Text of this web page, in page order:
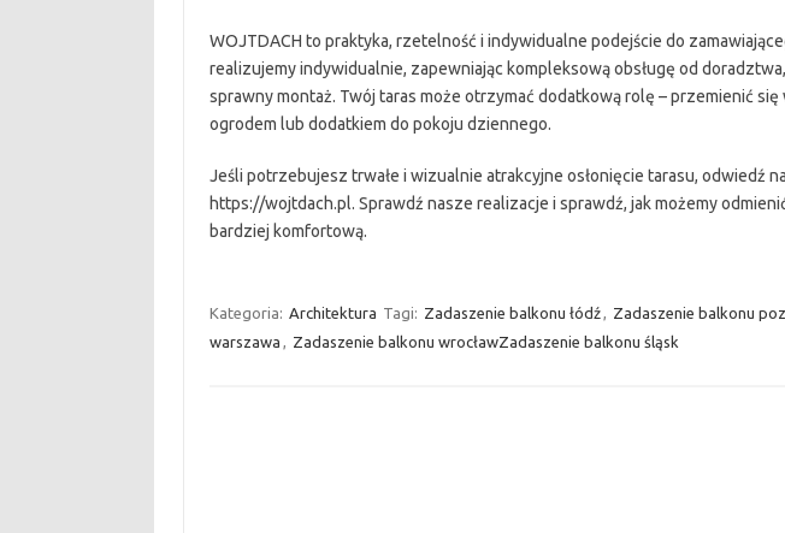
WOJTDACH to praktyka, rzetelność i indywidualne podejście do
realizujemy indywidualnie, zapewniając kompleksową obsługę od
sprawny montaż. Twój taras może otrzymać dodatkową rolę – przemienić
ogrodem lub dodatkiem do pokoju dziennego.
Jeśli potrzebujesz trwałe i wizualnie atrakcyjne osłonięcie tarasu, odwiedź
https://wojtdach.pl. Sprawdź nasze realizacje i sprawdź, jak możemy
bardziej komfortową.
Kategoria: Architektura Tagi: Zadaszenie balkonu łódź, Zadaszenie balkonu
warszawa , Zadaszenie balkonu wrocławZadaszenie balkonu śląsk